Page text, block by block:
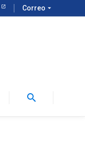
Correo arrow_drop_down
search